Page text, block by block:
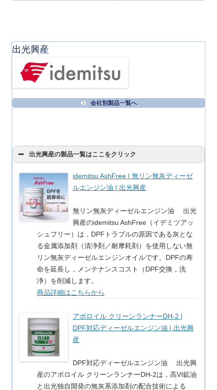
出光興産
会社別製品一覧へ
出光興産の製品一覧はここをクリック
idemitsu AshFree | 無リン無灰ディーゼ
ルエンジン油 | 出光興産
無リン無灰ディーゼルエンジン油 出光
興産のidemitsu AshFree（イデミツアッ
シュフリー）は，DPFトラブルの原因である灰とな
る金属添加剤（清浄剤／耐摩耗剤）を使用しない無
リン無灰ディーゼルエンジンオイルです。DPFの寿
命を延長し，メンテナンスコスト（DPF交換，洗
浄）を削減します。
商品詳細はこちらから
アポロイル クリーンランナーDH-2 |
DPF対応ディーゼルエンジン油 | 出光興
産
DPF対応ディーゼルエンジン油 出光興
産のアポロイル クリーンランナーDH-2は，高VI鉱油
と出光独自開発の無灰系添加剤の配合技術による